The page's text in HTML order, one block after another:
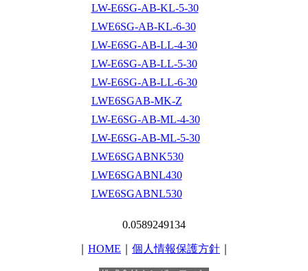
LW-E6SG-AB-KL-5-30
LWE6SG-AB-KL-6-30
LW-E6SG-AB-LL-4-30
LW-E6SG-AB-LL-5-30
LW-E6SG-AB-LL-6-30
LWE6SGAB-MK-Z
LW-E6SG-AB-ML-4-30
LW-E6SG-AB-ML-5-30
LWE6SGABNK530
LWE6SGABNL430
LWE6SGABNL530
0.0589249134
HOME 個人情報保護方針